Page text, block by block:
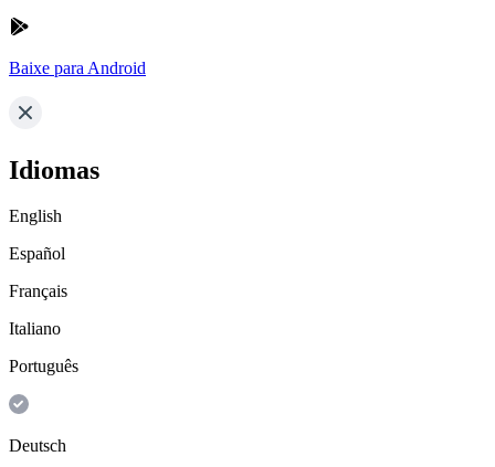
Baixe para Android
Idiomas
English
Español
Français
Italiano
Português
Deutsch